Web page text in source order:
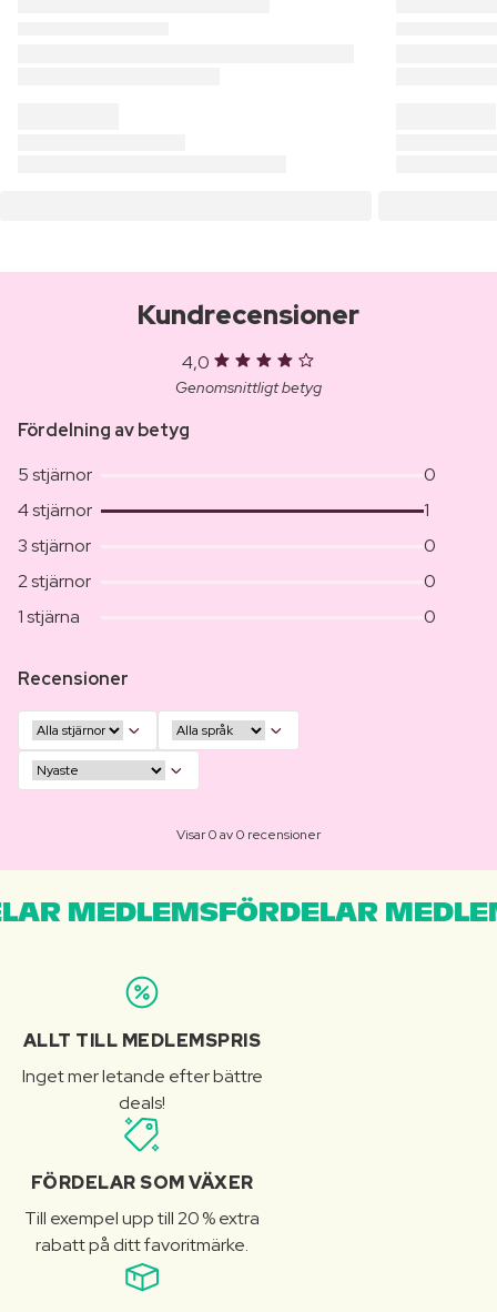
Kundrecensioner
4,0
Genomsnittligt betyg
Fördelning av betyg
5 stjärnor
0
4 stjärnor
1
3 stjärnor
0
2 stjärnor
0
1 stjärna
0
Recensioner
Visar 0 av 0 recensioner
MEDLEMSFÖRDELAR
ALLT TILL MEDLEMSPRIS
Inget mer letande efter bättre
deals!
FÖRDELAR SOM VÄXER
Till exempel upp till 20 % extra
rabatt på ditt favoritmärke.